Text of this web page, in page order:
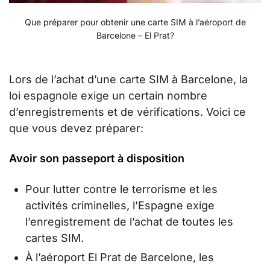
Que préparer pour obtenir une carte SIM à l’aéroport de
Barcelone – El Prat?
Lors de l’achat d’une carte SIM à Barcelone, la
loi espagnole exige un certain nombre
d’enregistrements et de vérifications. Voici ce
que vous devez préparer:
Avoir son passeport à disposition
Pour lutter contre le terrorisme et les
activités criminelles, l’Espagne exige
l’enregistrement de l’achat de toutes les
cartes SIM.
À l’aéroport El Prat de Barcelone, les